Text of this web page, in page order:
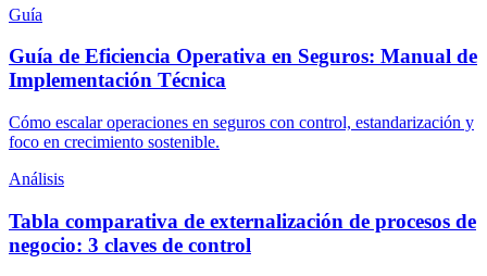
Guía
Guía de Eficiencia Operativa en Seguros: Manual de
Implementación Técnica
Cómo escalar operaciones en seguros con control, estandarización y
foco en crecimiento sostenible.
Análisis
Tabla comparativa de externalización de procesos de
negocio: 3 claves de control